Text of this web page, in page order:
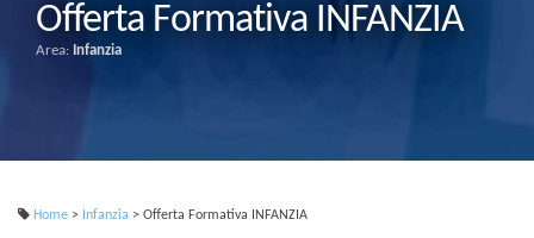
Offerta Formativa INFANZIA
Area: Infanzia
Home > Infanzia > Offerta Formativa INFANZIA